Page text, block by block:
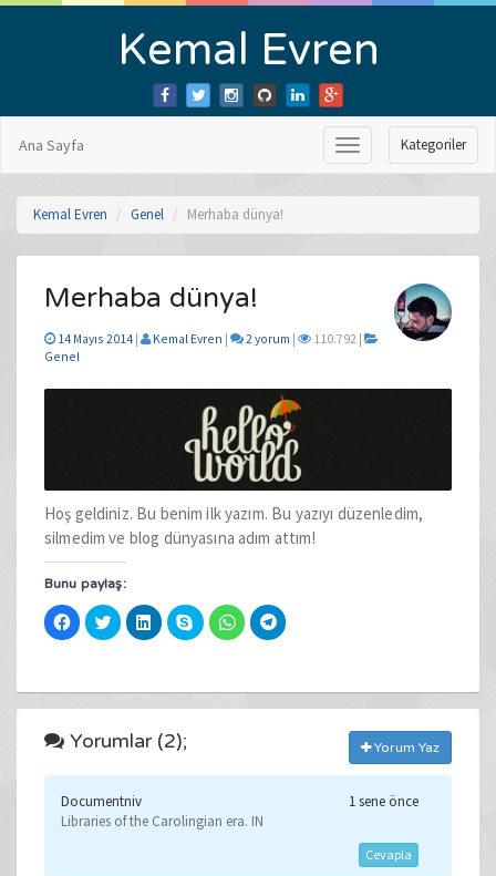
Kemal Evren
Kategoriler
Menüyü
Göster
Ana Sayfa
Kemal Evren Genel Merhaba dünya!
Merhaba dünya!
14 Mayıs 2014 | Kemal Evren | 2 yorum |
110.792 |
Genel
Hoş geldiniz. Bu benim ilk yazım. Bu yazıyı düzenledim,
silmedim ve blog dünyasına adım attım!
Bunu paylaş:
Facebook'ta
paylaşmak
açılır)
Twitter
üzerinde
paylaşmak
pencerede
açılır)
Linkedln
üzerinden
paylaşmak
pencerede
açılır)
Skype'da
paylaşmak
açılır)
WhatsApp'ta
paylaşmak
açılır)
Telegram'da
paylaşmak
açılır)
Yorumlar (2); Yorum Yaz
1 sene önce
Documentniv
Libraries of the Carolingian era. IN
Cevapla